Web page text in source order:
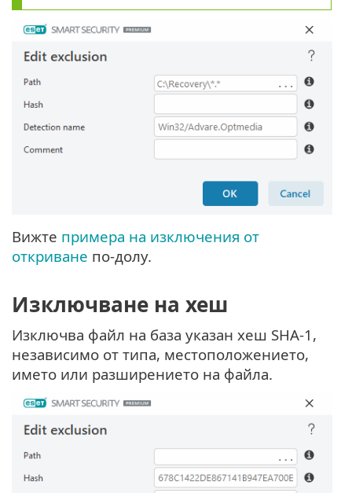
Вижте примера на изключения от
откриване по-долу.
Изключване на хеш
Изключва файл на база указан хеш SHA-1,
независимо от типа, местоположението,
името или разширението на файла.